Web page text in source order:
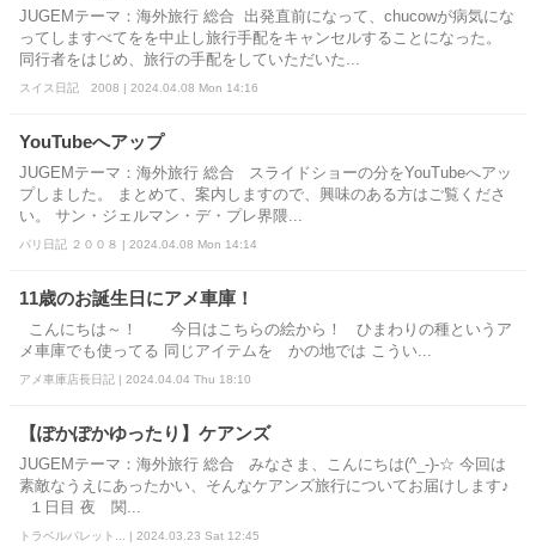
JUGEMテーマ：海外旅行 総合 出発直前になって、chucowが病気にな
ってしますべてをを中止し旅行手配をキャンセルすることになった。
同行者をはじめ、旅行の手配をしていただいた...
スイス日記 2008 | 2024.04.08 Mon 14:16
YouTubeへアップ
JUGEMテーマ：海外旅行 総合 スライドショーの分をYouTubeへアッ
プしました。 まとめて、案内しますので、興味のある方はご覧くださ
い。 サン・ジェルマン・デ・プレ界隈...
パリ日記 ２００８ | 2024.04.08 Mon 14:14
11歳のお誕生日にアメ車庫！
こんにちは～！ 今日はこちらの絵から！ ひまわりの種というア
メ車庫でも使ってる 同じアイテムを かの地では こうい...
アメ車庫店長日記 | 2024.04.04 Thu 18:10
【ぽかぽかゆったり】ケアンズ
JUGEMテーマ：海外旅行 総合 みなさま、こんにちは(^_-)-☆ 今回は
素敵なうえにあったかい、そんなケアンズ旅行についてお届けします♪
１日目 夜 関...
トラベルパレット... | 2024.03.23 Sat 12:45